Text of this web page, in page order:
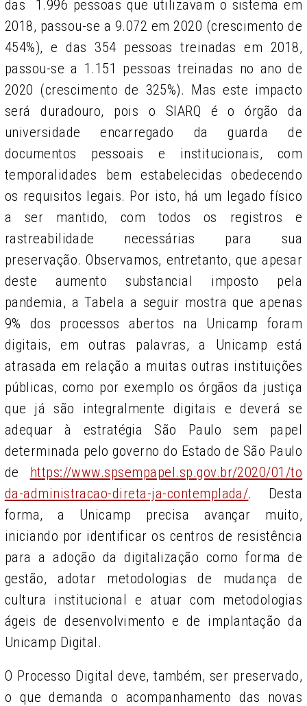
das 1.996 pessoas que utilizavam o sistema em
2018, passou-se a 9.072 em 2020 (crescimento de
454%), e das 354 pessoas treinadas em 2018,
passou-se a 1.151 pessoas treinadas no ano de
2020 (crescimento de 325%). Mas este impacto
será duradouro, pois o SIARQ é o órgão da
universidade encarregado da guarda de
documentos pessoais e institucionais, com
temporalidades bem estabelecidas obedecendo
os requisitos legais. Por isto, há um legado físico
a ser mantido, com todos os registros e
rastreabilidade necessárias para sua
preservação. Observamos, entretanto, que apesar
deste aumento substancial imposto pela
pandemia, a Tabela a seguir mostra que apenas
9% dos processos abertos na Unicamp foram
digitais, em outras palavras, a Unicamp está
atrasada em relação a muitas outras instituições
públicas, como por exemplo os órgãos da justiça
que já são integralmente digitais e deverá se
adequar à estratégia São Paulo sem papel
determinada pelo governo do Estado de São Paulo
de https://www.spsempapel.sp.gov.br/2020/01/to
da-administracao-direta-ja-contemplada/. Desta
forma, a Unicamp precisa avançar muito,
iniciando por identificar os centros de resistência
para a adoção da digitalização como forma de
gestão, adotar metodologias de mudança de
cultura institucional e atuar com metodologias
ágeis de desenvolvimento e de implantação da
Unicamp Digital.
O Processo Digital deve, também, ser preservado,
o que demanda o acompanhamento das novas